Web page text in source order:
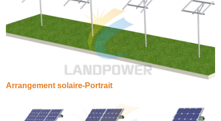
Arrangement solaire-Portrait